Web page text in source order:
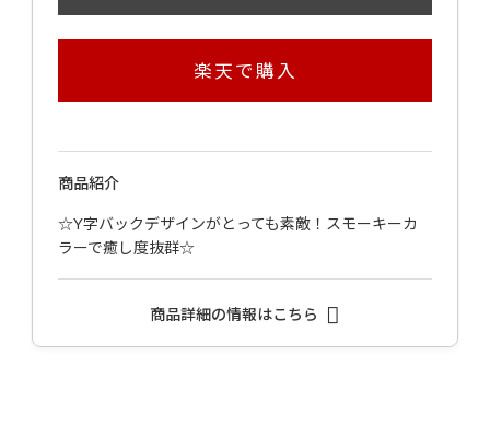
楽天で購入
商品紹介
☆Y字バックデザインがとっても素敵！スモーキーカ
ラーで癒し度抜群☆
商品詳細の情報はこちら